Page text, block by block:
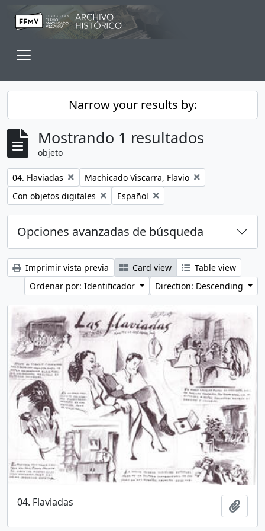
Skip to main content
Narrow your results by:
Mostrando 1 resultados
objeto
Remove filter:
04. Flaviadas Remove filter:
Machicado Viscarra, Flavio
Remove filter:
Con objetos digitales Remove filter:
Español
Opciones avanzadas de búsqueda
Imprimir vista previa Card view
Table view
Ordenar por: Identificador
Direction: Descending
04. Flaviadas